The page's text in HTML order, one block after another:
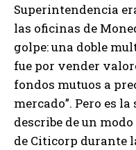
Superintendencia
las oficinas de
golpe: una doble
fue por vender
fondos mutuos a
mercado”. Pero es
describe de un
de Citicorp durante